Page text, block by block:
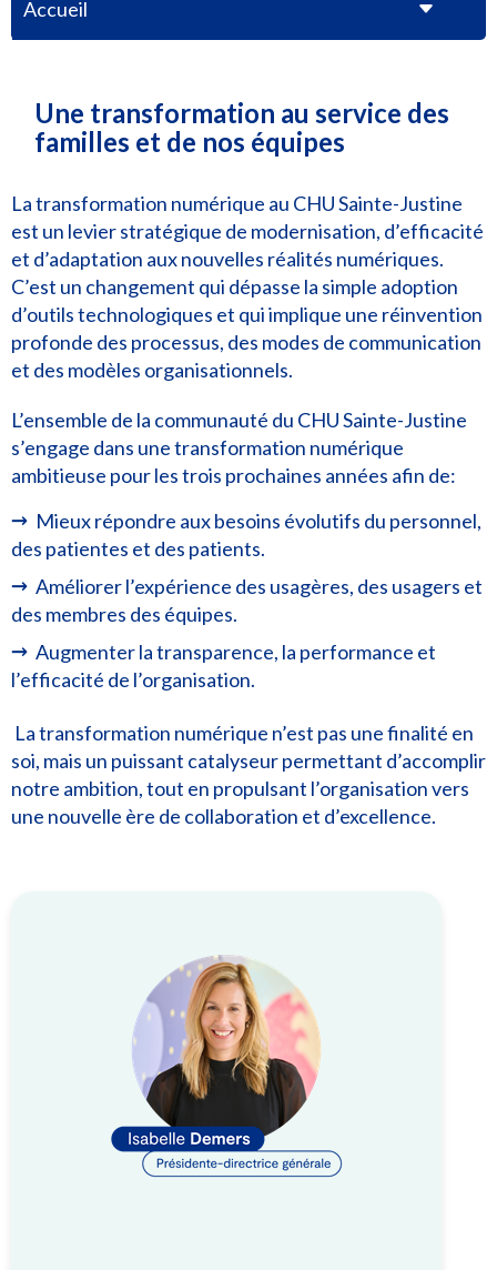
Accueil
Une transformation au service des
familles et de nos équipes
La transformation numérique au CHU Sainte-Justine
est un levier stratégique de modernisation, d’efficacité
et d’adaptation aux nouvelles réalités numériques.
C’est un changement qui dépasse la simple adoption
d’outils technologiques et qui implique une réinvention
profonde des processus, des modes de communication
et des modèles organisationnels.
L’ensemble de la communauté du CHU Sainte-Justine
s’engage dans une transformation numérique
ambitieuse pour les trois prochaines années afin de:
Mieux répondre aux besoins évolutifs du personnel,
des patientes et des patients.
Améliorer l’expérience des usagères, des usagers et
des membres des équipes.
Augmenter la transparence, la performance et
l’efficacité de l’organisation.
La transformation numérique n’est pas une finalité en
soi, mais un puissant catalyseur permettant d’accomplir
notre ambition, tout en propulsant l’organisation vers
une nouvelle ère de collaboration et d’excellence.